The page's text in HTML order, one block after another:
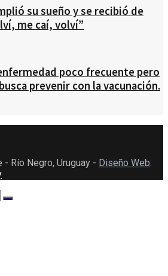
su sueño y se recibió de
me caí, volví”
poco frecuente pero
prevenir con la vacunación.
Río Negro, Uruguay - Diseño Web: